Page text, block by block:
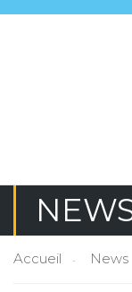
Accueil News